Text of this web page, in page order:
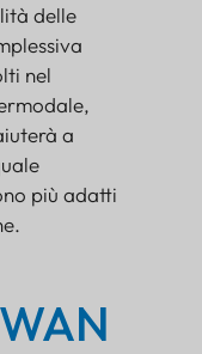
dei
IoT nel
e futuro
delle
nel
a
più adatti